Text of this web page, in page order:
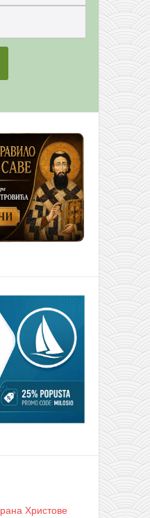
Христове